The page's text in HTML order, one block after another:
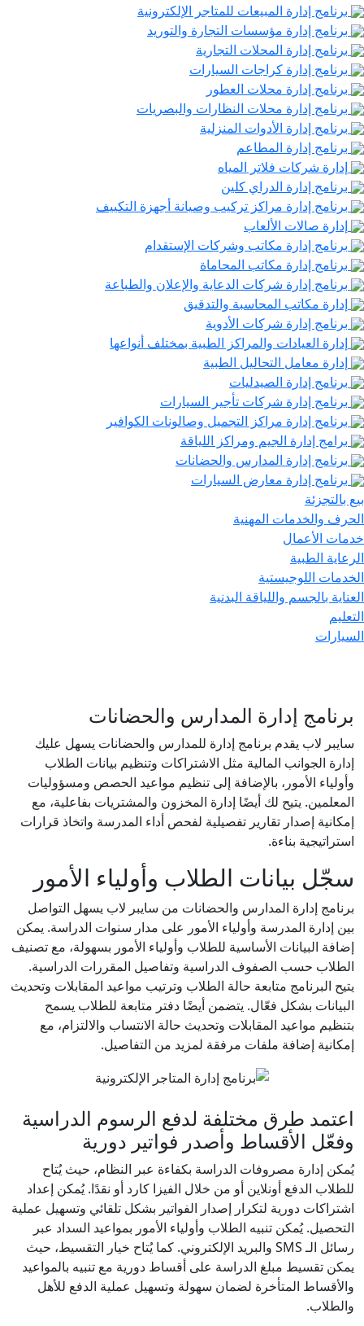
برنامج إدارة المبيعات للمتاجر الإلكترونية
برنامج إدارة مؤسسات التجارة والتوريد
برنامج إدارة المحلات التجارية
برنامج إدارة كراجات السيارات
برنامج إدارة محلات العطور
برنامج إدارة محلات النظارات والبصريات
برنامج إدارة الأدوات المنزلية
برنامج إدارة المطاعم
إدارة شركات فلاتر المياه
برنامج إدارة الدراي كلين
برنامج إدارة مراكز تركيب وصيانة أجهزة التكييف
إدارة صالات الألعاب
برنامج إدارة مكاتب وشركات الإستقدام
برنامج إدارة مكاتب المحاماة
برنامج إدارة شركات الدعاية والإعلان والطباعة
إدارة مكاتب المحاسبة والتدقيق
برنامج إدارة شركات الأدوية
إدارة العيادات والمراكز الطبية بمختلف أنواعها
إدارة معامل التحاليل الطبية
برنامج إدارة الصيدليات
برنامج إدارة شركات تأجير السيارات
برنامج إدارة مراكز التجميل وصالونات الكوافير
برامج إدارة الجيم ومراكز اللياقة
برنامج إدارة المدارس والحضانات
برنامج إدارة معارض السيارات
بالتجزئة
والخدمات المهنية
الأعمال
الطبية
اللوجيستية
بالجسم واللياقة البدنية
برنامج إدارة المدارس والحضانات
سايبر لاب يقدم برنامج إدارة للمدارس والحضانات يسهل عليك
إدارة الجوانب المالية مثل الاشتراكات وتنظيم بيانات الطلاب
وأولياء الأمور، بالإضافة إلى تنظيم مواعيد الحصص ومسؤوليات
المعلمين. يتيح لك أيضًا إدارة المخزون والمشتريات بفاعلية، مع
إمكانية إصدار تقارير تفصيلية لفحص أداء المدرسة واتخاذ قرارات
استراتيجية بناءة.
سجّل بيانات الطلاب وأولياء الأمور
برنامج إدارة المدارس والحضانات من سايبر لاب يسهل التواصل
بين إدارة المدرسة وأولياء الأمور على مدار سنوات الدراسة. يمكن
إضافة البيانات الأساسية للطلاب وأولياء الأمور بسهولة، مع تصنيف
الطلاب حسب الصفوف الدراسية وتفاصيل المقررات الدراسية.
يتيح البرنامج متابعة حالة الطلاب وترتيب مواعيد المقابلات وتحديث
البيانات بشكل فعّال. يتضمن أيضًا دفتر متابعة للطلاب يسمح
بتنظيم مواعيد المقابلات وتحديث حالة الانتساب والالتزام، مع
إمكانية إضافة ملفات مرفقة لمزيد من التفاصيل.
اعتمد طرق مختلفة لدفع الرسوم الدراسية
وفعّل الأقساط وأصدر فواتير دورية
يُمكن إدارة مصروفات الدراسة بكفاءة عبر النظام، حيث يُتاح
للطلاب الدفع أونلاين أو من خلال الفيزا كارد أو نقدًا. يُمكن إعداد
اشتراكات دورية لتكرار إصدار الفواتير بشكل تلقائي وتسهيل عملية
التحصيل. يُمكن تنبيه الطلاب وأولياء الأمور بمواعيد السداد عبر
رسائل الـ SMS والبريد الإلكتروني. كما يُتاح خيار التقسيط، حيث
يمكن تقسيط مبلغ الدراسة على أقساط دورية مع تنبيه بالمواعيد
والأقساط المتأخرة لضمان سهولة وتسهيل عملية الدفع للأهل
والطلاب.